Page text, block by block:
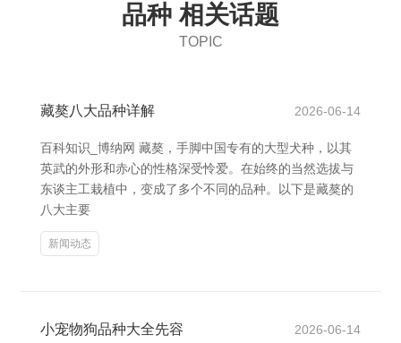
品种 相关话题
TOPIC
藏獒八大品种详解 2026-06-14
百科知识_博纳网 藏獒，手脚中国专有的大型犬种，以其
英武的外形和赤心的性格深受怜爱。在始终的当然选拔与
东谈主工栽植中，变成了多个不同的品种。以下是藏獒的
八大主要
新闻动态
小宠物狗品种大全先容 2026-06-14